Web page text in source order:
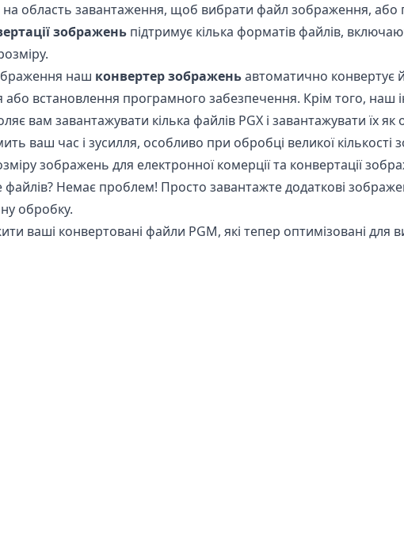
область завантаження, щоб вибрати файл зображення, або
зображень підтримує кілька форматів файлів,
наш конвертер зображеньавтоматично конвертує
або встановлення програмного забезпечення. Крім того, наш
вам завантажувати кілька файлів PGX і завантажувати їх
ваш час і зусилля, особливо при обробці великої
зображень для електронної комерції та конвертації
Немає проблем! Просто завантажте додаткові
обробку.
ваші конвертовані файли PGM, які тепер оптимізовані для